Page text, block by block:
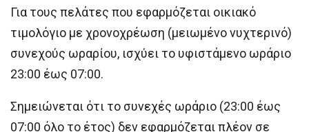
Για τους πελάτες που εφαρμόζεται οικιακό
τιμολόγιο με χρονοχρέωση (μειωμένο νυχτερινό)
συνεχούς ωραρίου, ισχύει το υφιστάμενο ωράριο
23:00 έως 07:00.
Σημειώνεται ότι το συνεχές ωράριο (23:00 έως
07:00 όλο το έτος) δεν εφαρμόζεται πλέον σε